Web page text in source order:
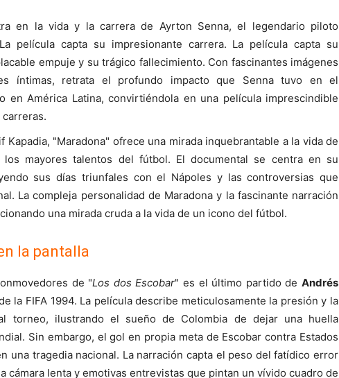
en la vida y la carrera de Ayrton Senna, el legendario piloto
película capta su impresionante carrera. La película capta su
empuje y su trágico fallecimiento. Con fascinantes imágenes
íntimas, retrata el profundo impacto que Senna tuvo en el
en América Latina, convirtiéndola en una película imprescindible
Kapadia, "Maradona" ofrece una mirada inquebrantable a la vida de
los mayores talentos del fútbol. El documental se centra en su
sus días triunfales con el Nápoles y las controversias que
La compleja personalidad de Maradona y la fascinante narración
una mirada cruda a la vida de un icono del fútbol.
la pantalla
de "Los dos Escobar" es el último partido deAndrés
la FIFA 1994. La película describe meticulosamente la presión y la
torneo, ilustrando el sueño de Colombia de dejar una huella
Sin embargo, el gol en propia meta de Escobar contra Estados
una tragedia nacional. La narración capta el peso del fatídico error
cámara lenta y emotivas entrevistas que pintan un vívido cuadro de